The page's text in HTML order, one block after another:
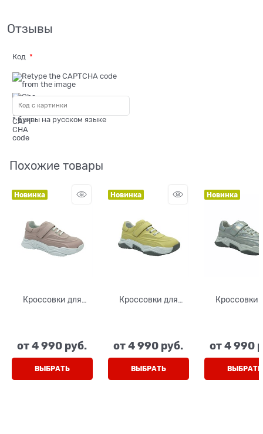
Отзывы
Код
* буквы на русском языке
Похожие товары
Новинка
Кроссовки для
от4 990 руб.
ВЫБРАТЬ
Новинка
Кроссовки для
от4 990 руб.
ВЫБРАТЬ
Новинка
Кроссовки
от4 990
ВЫБРАТЬ